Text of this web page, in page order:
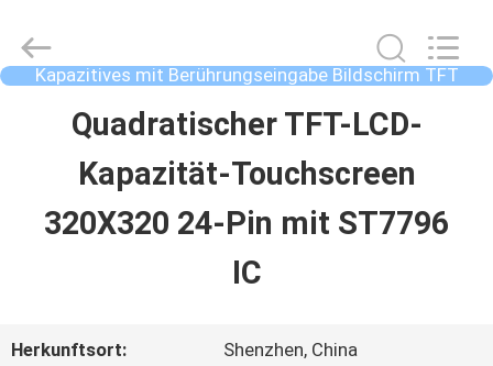
HAUSE
ÜBER
ChengHao
Optoelectronic
Co.,
Kapazitives mit Berührungseingabe Bildschirm TFT
LCDs
Quadratischer TFT-LCD-
Kapazität-Touchscreen
320X320 24-Pin mit ST7796
IC
Herkunftsort: Shenzhen, China